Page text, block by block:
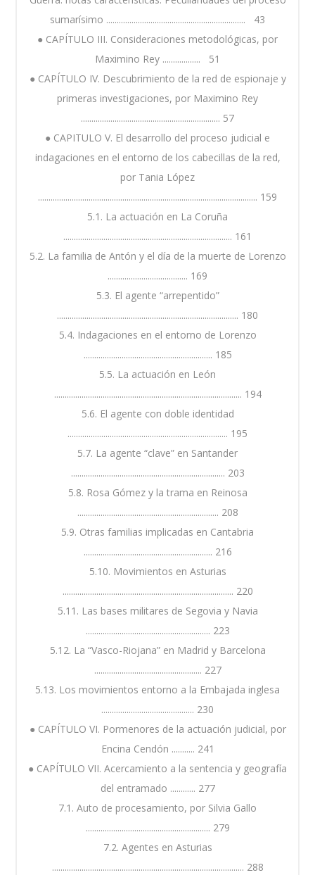
sumarísimo .................................................................. 43
● CAPÍTULO III. Consideraciones metodológicas, por
Maximino Rey .................. 51
● CAPÍTULO IV. Descubrimiento de la red de espionaje y
primeras investigaciones, por Maximino Rey
.................................................................. 57
● CAPITULO V. El desarrollo del proceso judicial e
indagaciones en el entorno de los cabecillas de la red,
por Tania López
........................................................................................................ 159
5.1. La actuación en La Coruña
................................................................................ 161
5.2. La familia de Antón y el día de la muerte de Lorenzo
...................................... 169
5.3. El agente “arrepentido”
...................................................................................... 180
5.4. Indagaciones en el entorno de Lorenzo
............................................................. 185
5.5. La actuación en León
......................................................................................... 194
5.6. El agente con doble identidad
............................................................................ 195
5.7. La agente “clave” en Santander
......................................................................... 203
5.8. Rosa Gómez y la trama en Reinosa
................................................................... 208
5.9. Otras familias implicadas en Cantabria
............................................................. 216
5.10. Movimientos en Asturias
................................................................................. 220
5.11. Las bases militares de Segovia y Navia
........................................................... 223
5.12. La “Vasco-Riojana” en Madrid y Barcelona
................................................... 227
5.13. Los movimientos entorno a la Embajada inglesa
............................................ 230
● CAPÍTULO VI. Pormenores de la actuación judicial, por
Encina Cendón ........... 241
● CAPÍTULO VII. Acercamiento a la sentencia y geografía
del entramado ............ 277
7.1. Auto de procesamiento, por Silvia Gallo
........................................................... 279
7.2. Agentes en Asturias
........................................................................................... 288